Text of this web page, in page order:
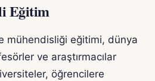
Eğitim
mühendisliği eğitimi, dünya
ve araştırmacılar
öğrencilere